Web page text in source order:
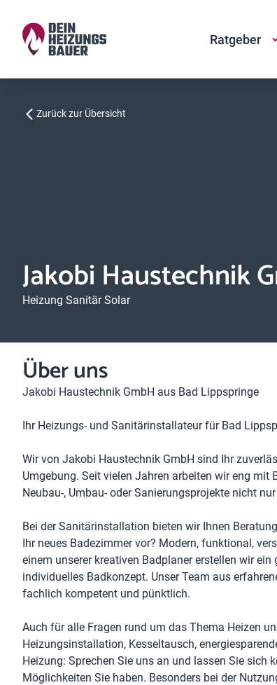
Ratgeber
Zurück zur Übersicht
Jakobi Haustechnik
Heizung Sanitär Solar
Über uns
Jakobi Haustechnik GmbH aus Bad Lippspringe
Ihr Heizungs- und Sanitärinstallateur für Bad
Wir von Jakobi Haustechnik GmbH sind Ihr
Umgebung. Seit vielen Jahren arbeiten wir eng mit
Neubau-, Umbau- oder Sanierungsprojekte nicht
Bei der Sanitärinstallation bieten wir Ihnen
Ihr neues Badezimmer vor? Modern, funktional,
einem unserer kreativen Badplaner erstellen wir
individuelles Badkonzept. Unser Team aus
fachlich kompetent und pünktlich.
Auch für alle Fragen rund um das Thema Heizen
Heizungsinstallation, Kesseltausch,
Heizung: Sprechen Sie uns an und lassen Sie
Möglichkeiten Sie haben. Besonders bei der